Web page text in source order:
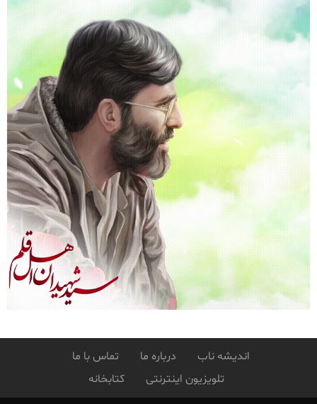
اندیشه ناب درباره ما
تماس با ما
تلویزیون اینترنتی
کتابخانه